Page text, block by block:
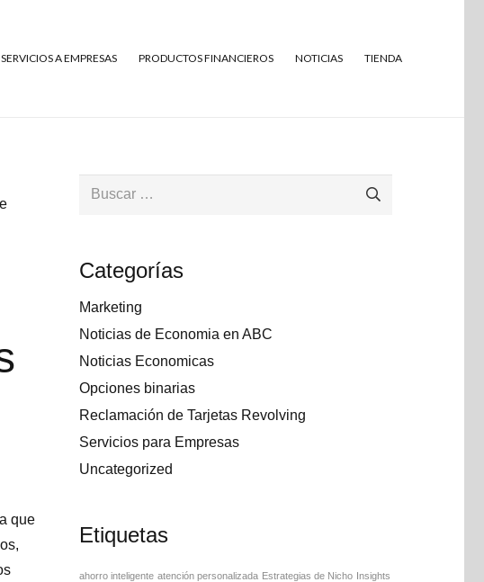
SERVICIOS A EMPRESAS PRODUCTOS FINANCIEROS NOTICIAS TIENDA
que
Buscar:
Categorías
Marketing
Noticias de Economia en ABC
Noticias Economicas
Opciones binarias
Reclamación de Tarjetas Revolving
Servicios para Empresas
Uncategorized
Etiquetas
ahorro inteligente atención personalizada Estrategias de Nicho Insights